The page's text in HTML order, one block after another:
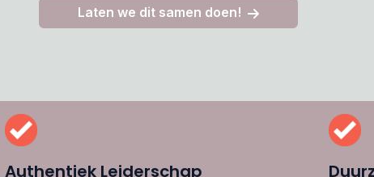
Laten we dit samen doen!
Authentiek Leiderschap